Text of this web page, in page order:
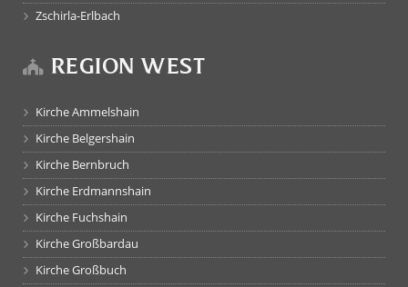
Zschirla-Erlbach
REGION WEST
Kirche Ammelshain
Kirche Belgershain
Kirche Bernbruch
Kirche Erdmannshain
Kirche Fuchshain
Kirche Großbardau
Kirche Großbuch